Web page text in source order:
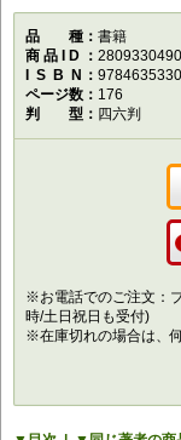
品種書籍
商品ID
2809330490
ISBN
ページ数
176
判型四六判
※お電話でのご注文：
時/土日祝日も受付)
※在庫切れの場合は、